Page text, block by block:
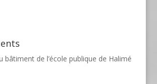
bâtiment de l’école publique de Halimé